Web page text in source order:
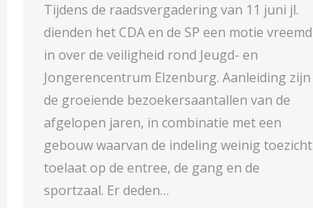
Tijdens de raadsvergadering van 11 juni jl.
dienden het CDA en de SP een motie vreemd
in over de veiligheid rond Jeugd- en
Jongerencentrum Elzenburg. Aanleiding zijn
de groeiende bezoekersaantallen van de
afgelopen jaren, in combinatie met een
gebouw waarvan de indeling weinig toezicht
toelaat op de entree, de gang en de
sportzaal. Er deden…